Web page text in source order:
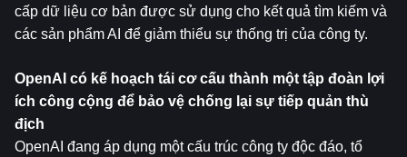
cấp dữ liệu cơ bản được sử dụng cho kết quả tìm kiếm và
các sản phẩm AI để giảm thiểu sự thống trị của công ty.
OpenAI có kế hoạch tái cơ cấu thành một tập đoàn lợi
ích công cộng để bảo vệ chống lại sự tiếp quản thù
địch
OpenAI đang áp dụng một cấu trúc công ty độc đáo, tổ